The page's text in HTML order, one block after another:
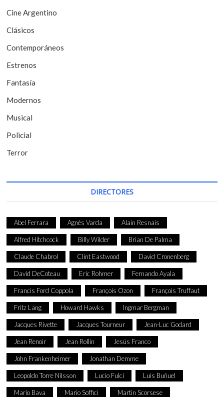
e
e
n
t
r
a
d
a
s
Cine Argentino
Clásicos
Contemporáneos
Estrenos
Fantasía
Modernos
Musical
Policial
Terror
DIRECTORES
Abel Ferrara Agnès Varda Alain Resnais
Alfred Hitchcock Billy Wilder Brian De Palma
Claude Chabrol Clint Eastwood David Cronenberg
David DeCoteau Eric Rohmer Fernando Ayala
Francis Ford Coppola François Ozon François Truffaut
Fritz Lang Howard Hawks Ingmar Bergman
Jacques Rivette Jacques Tourneur Jean-Luc Godard
Jean Renoir Jean Rollin Jesús Franco
John Frankenheimer Jonathan Demme
Leopoldo Torre Nilsson Lucio Fulci Luis Buñuel
Mario Bava Mario Soffici Martin Scorsese